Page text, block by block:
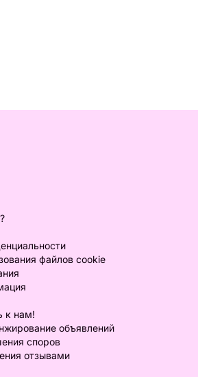
файлов cookie
к нам!
объявлений
споров
отзывами